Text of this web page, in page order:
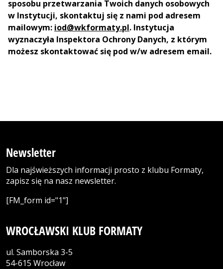
sposobu przetwarzania Twoich danych osobowych
w Instytucji, skontaktuj się z nami pod adresem
mailowym: iod@wkformaty.pl. Instytucja
wyznaczyła Inspektora Ochrony Danych, z którym
możesz skontaktować się pod w/w adresem email.
Newsletter
Dla najświeższych informacji prosto z klubu Formaty,
zapisz się na nasz newsletter.
[FM_form id="1"]
WROCŁAWSKI KLUB FORMATY
ul. Samborska 3-5
54-615 Wrocław